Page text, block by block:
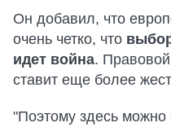
Он добавил, что
очень четко, что
идет война.
ставит еще более
"Поэтому здесь